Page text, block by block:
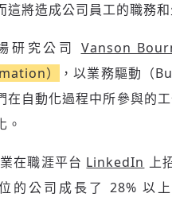
這將造成公司員工的職務
研究公司 Vanson
）
，以業務驅動（
在自動化過程中所參與的
。
在職涯平台 LinkedIn 上
的公司成長了 28% 以